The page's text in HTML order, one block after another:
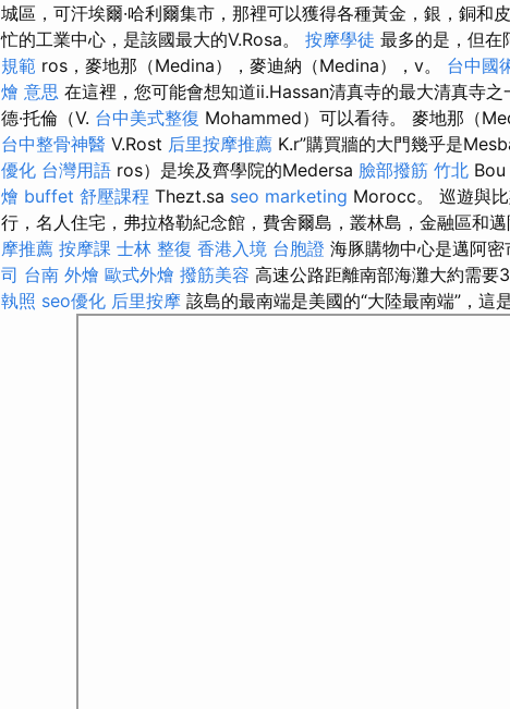
城區，可汗埃爾·哈利爾集市，那裡可以獲得各種黃金，銀，銅和
忙的工業中心，是該國最大的V.Rosa。 按摩學徒 最多的是，但在
規範 ros，麥地那（Medina），麥迪納（Medina），v。 台中國
燴 意思 在這裡，您可能會想知道ii.Hassan清真寺的最大清真寺之
德·托倫（V. 台中美式整復 Mohammed）可以看待。 麥地那（
台中整骨神醫 V.Rost 后里按摩推薦 K.r”購買牆的大門幾乎是
優化 台灣用語 ros）是埃及齊學院的Medersa 臉部撥筋 竹北 Bou
燴 buffet 舒壓課程 Thezt.sa seo marketing Morocc。 巡遊與
行，名人住宅，弗拉格勒紀念館，費舍爾島，叢林島，金融區和
摩推薦 按摩課 士林 整復 香港入境 台胞證 海豚購物中心是邁阿密
司 台南 外燴 歐式外燴 撥筋美容 高速公路距離南部海灘大約需要
執照 seo優化 后里按摩 該島的最南端是美國的“大陸最南端”，這